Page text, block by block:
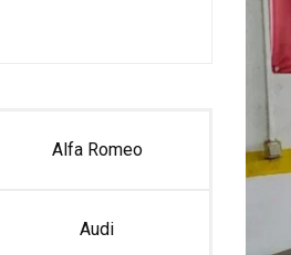
Alfa Romeo
Audi